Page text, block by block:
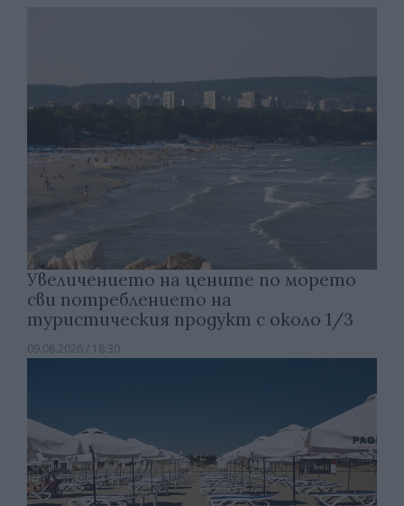
Увеличението на цените по морето
сви потреблението на
туристическия продукт с около 1/3
09.08.2026 / 18:30